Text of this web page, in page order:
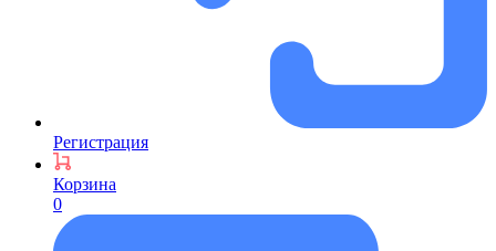
Регистрация
Корзина
0